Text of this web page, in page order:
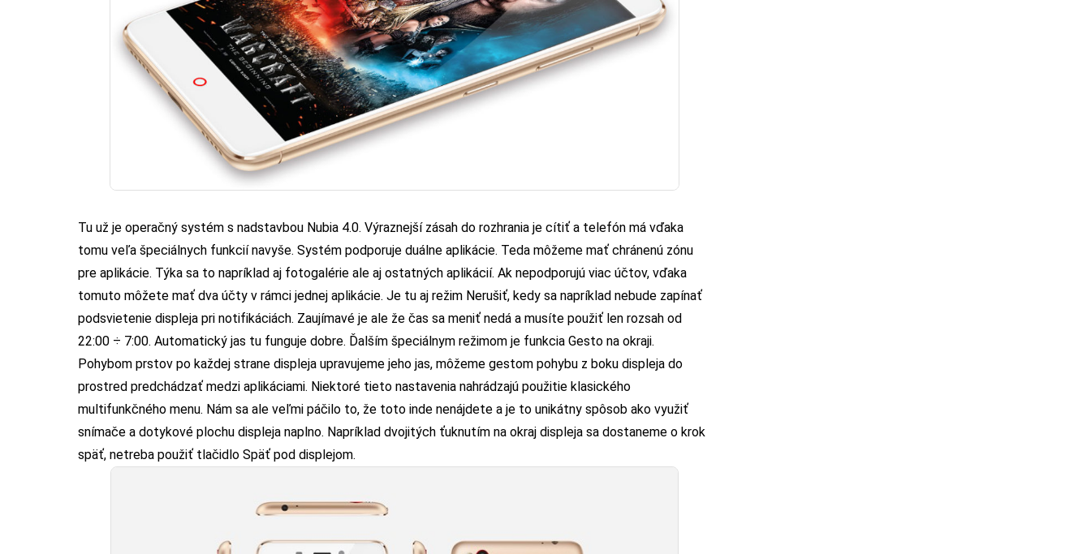
Tu už je operačný systém s nadstavbou Nubia 4.0. Výraznejší zásah do rozhrania je cítiť a telefón má vďaka
tomu veľa špeciálnych funkcií navyše. Systém podporuje duálne aplikácie. Teda môžeme mať chránenú zónu
pre aplikácie. Týka sa to napríklad aj fotogalérie ale aj ostatných aplikácií. Ak nepodporujú viac účtov, vďaka
tomuto môžete mať dva účty v rámci jednej aplikácie. Je tu aj režim Nerušiť, kedy sa napríklad nebude zapínať
podsvietenie displeja pri notifikáciách. Zaujímavé je ale že čas sa meniť nedá a musíte použiť len rozsah od
22:00 ÷ 7:00. Automatický jas tu funguje dobre. Ďalším špeciálnym režimom je funkcia Gesto na okraji.
Pohybom prstov po každej strane displeja upravujeme jeho jas, môžeme gestom pohybu z boku displeja do
prostred predchádzať medzi aplikáciami. Niektoré tieto nastavenia nahrádzajú použitie klasického
multifunkčného menu. Nám sa ale veľmi páčilo to, že toto inde nenájdete a je to unikátny spôsob ako využiť
snímače a dotykové plochu displeja naplno. Napríklad dvojitých ťuknutím na okraj displeja sa dostaneme o krok
späť, netreba použiť tlačidlo Späť pod displejom.